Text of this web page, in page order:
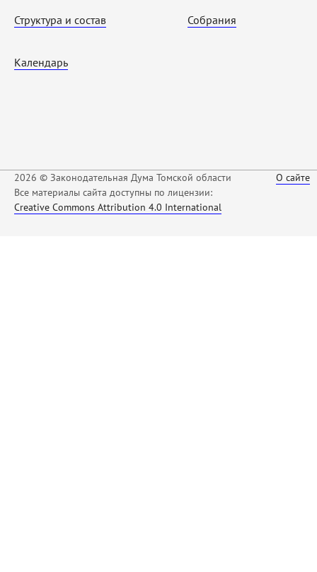
Структура и состав
Календарь
Собрания
2026 © Законодательная Дума Томской области
Все материалы сайта доступны по лицензии:
Creative Commons Attribution 4.0 International
О сайте